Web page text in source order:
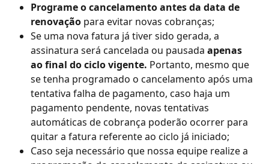
Programe o cancelamento antes da data de
renovação para evitar novas cobranças;
Se uma nova fatura já tiver sido gerada, a
assinatura será cancelada ou pausada apenas
ao final do ciclo vigente. Portanto, mesmo que
se tenha programado o cancelamento após uma
tentativa falha de pagamento, caso haja um
pagamento pendente, novas tentativas
automáticas de cobrança poderão ocorrer para
quitar a fatura referente ao ciclo já iniciado;
Caso seja necessário que nossa equipe realize a